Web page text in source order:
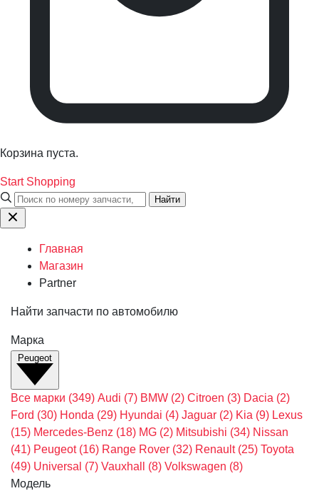
Корзина пуста.
Start Shopping
Найти
Главная
Магазин
Partner
Найти запчасти по автомобилю
Марка
Peugeot
Все марки (349) Audi (7) BMW (2) Citroen (3) Dacia (2)
Ford (30) Honda (29) Hyundai (4) Jaguar (2) Kia (9) Lexus
(15) Mercedes-Benz (18) MG (2) Mitsubishi (34) Nissan
(41) Peugeot (16) Range Rover (32) Renault (25) Toyota
(49) Universal (7) Vauxhall (8) Volkswagen (8)
Модель